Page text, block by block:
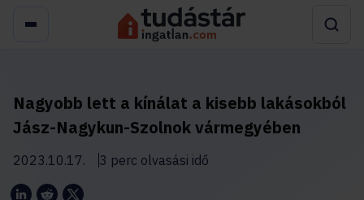
Nagyobb lett a kínálat a kisebb lakásokból
Jász-Nagykun-Szolnok vármegyében
2023.10.17. 3 perc olvasási idő